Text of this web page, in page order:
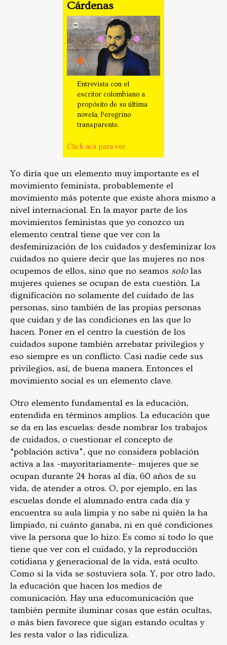
Cárdenas
Entrevista con el
escritor colombiano a
propósito de su última
novela, Peregrino
transparente.
Click acá para ver
Yo diría que un elemento muy importante es el
movimiento feminista, probablemente el
movimiento más potente que existe ahora mismo a
nivel internacional. En la mayor parte de los
movimientos feministas que yo conozco un
elemento central tiene que ver con la
desfeminización de los cuidados y desfeminizar los
cuidados no quiere decir que las mujeres no nos
ocupemos de ellos, sino que no seamos sololas
mujeres quienes se ocupan de esta cuestión. La
dignificación no solamente del cuidado de las
personas, sino también de las propias personas
que cuidan y de las condiciones en las que lo
hacen. Poner en el centro la cuestión de los
cuidados supone también arrebatar privilegios y
eso siempre es un conflicto. Casi nadie cede sus
privilegios, así, de buena manera. Entonces el
movimiento social es un elemento clave.
Otro elemento fundamental es la educación,
entendida en términos amplios. La educación que
se da en las escuelas: desde nombrar los trabajos
de cuidados, o cuestionar el concepto de
“población activa”, que no considera población
activa a las –mayoritariamente– mujeres que se
ocupan durante 24 horas al día, 60 años de su
vida, de atender a otros. O, por ejemplo, en las
escuelas donde el alumnado entra cada día y
encuentra su aula limpia y no sabe ni quién la ha
limpiado, ni cuánto ganaba, ni en qué condiciones
vive la persona que lo hizo. Es como si todo lo que
tiene que ver con el cuidado, y la reproducción
cotidiana y generacional de la vida, está oculto.
Como si la vida se sostuviera sola. Y, por otro lado,
la educación que hacen los medios de
comunicación. Hay una educomunicación que
también permite iluminar cosas que están ocultas,
o más bien favorece que sigan estando ocultas y
les resta valor o las ridiculiza.